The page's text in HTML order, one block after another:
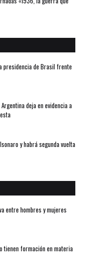
presidencia de Brasil frente
deja en evidencia a
y habrá segunda vuelta
entre hombres y mujeres
tienen formación en materia